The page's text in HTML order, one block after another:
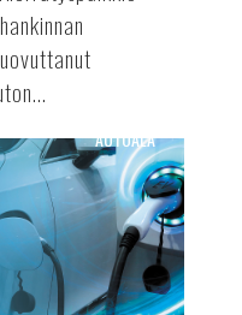
AUTOALA